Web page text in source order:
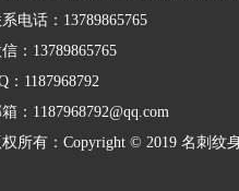
电话：13789865765
：13789865765
：1187968792
：1187968792@qq.com
权所有：Copyright © 2019 名刺纹